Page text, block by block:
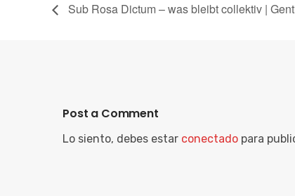
Sub Rosa Dictum – was bleibt collektiv |
Post a Comment
Lo siento, debes estar conectado para